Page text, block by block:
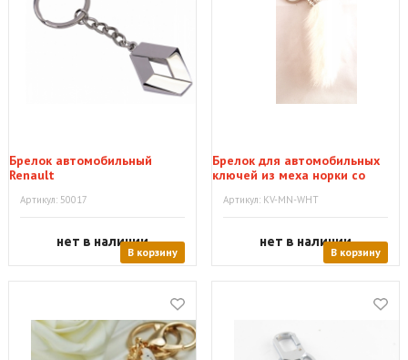
Брелок автомобильный
Renault
Артикул: 50017
нет в наличии
В корзину
Брелок для автомобильных
ключей из меха норки со
Артикул: KV-MN-WHT
нет в наличии
В корзину